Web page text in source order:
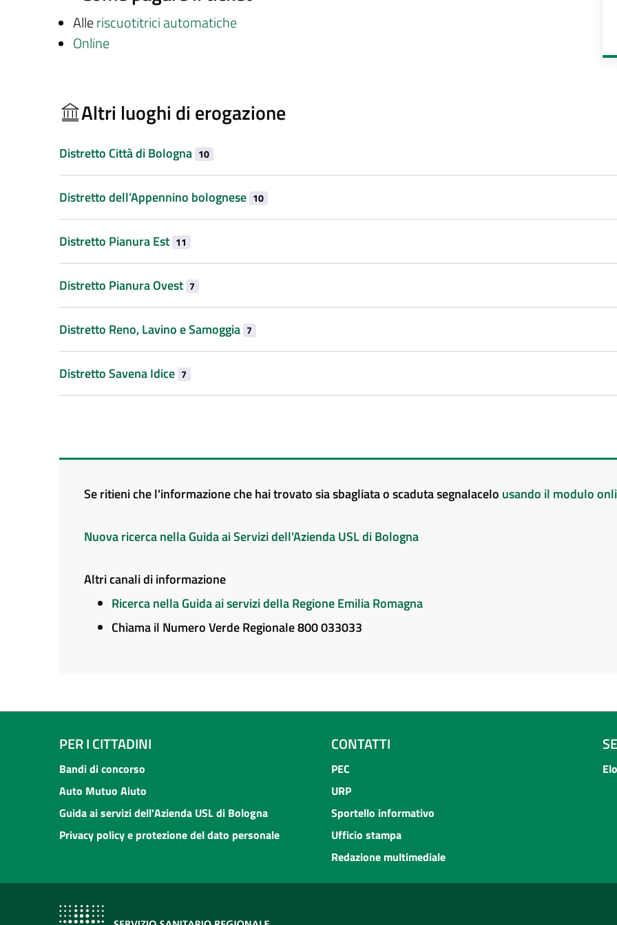
Alleriscuotitrici automatiche
Online
Altri luoghi di erogazione
Distretto Città di Bologna 10
Distretto dell’Appennino bolognese 10
Distretto Pianura Est 11
Distretto Pianura Ovest 7
Distretto Reno, Lavino e Samoggia 7
Distretto Savena Idice 7
Se ritieni che l'informazione che hai trovato sia sbagliata o scaduta segnalacelo usando il modulo
Nuova ricerca nella Guida ai Servizi dell'Azienda USL di Bologna
Altri canali di informazione
Ricerca nella Guida ai servizi della Regione Emilia Romagna
Chiama il Numero Verde Regionale 800 033033
PER I CITTADINI
Bandi di concorso
Auto Mutuo Aiuto
Guida ai servizi dell'Azienda USL di Bologna
Privacy policy e protezione del dato personale
CONTATTI
PEC
URP
Sportello informativo
Ufficio stampa
Redazione multimediale